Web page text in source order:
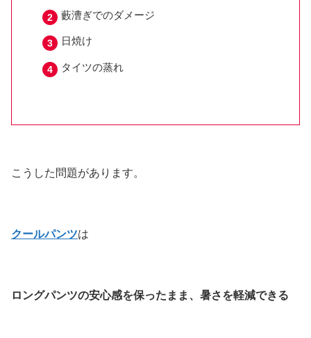
藪漕ぎでのダメージ
日焼け
タイツの蒸れ
こうした問題があります。
クールパンツは
ロングパンツの安心感を保ったまま、暑さを軽減できる